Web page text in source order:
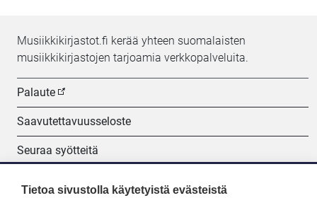
Musiikkikirjastot.fi kerää yhteen suomalaisten
musiikkikirjastojen tarjoamia verkkopalveluita.
Palaute
Saavutettavuusseloste
Seuraa syötteitä
Tietoa sivustolla käytetyistä evästeistä